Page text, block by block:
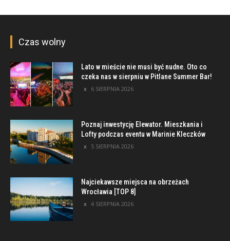
Czas wolny
Lato w mieście nie musi być nudne. Oto co
czeka nas w sierpniu w Pitlane Summer Bar!
6 SIERPNIA 2026
Poznaj inwestycję Elewator. Mieszkania i
Lofty podczas eventu w Marinie Kleczków
5 SIERPNIA 2026
Najciekawsze miejsca na obrzeżach
Wrocławia [TOP 8]
4 SIERPNIA 2026